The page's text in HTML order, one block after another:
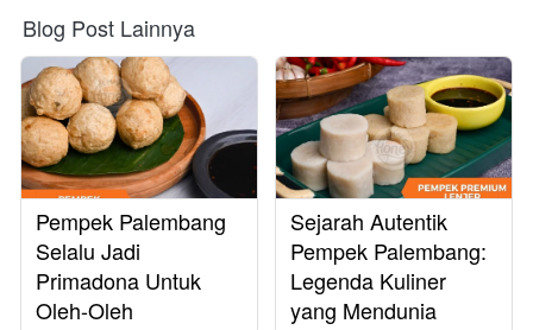
Blog Post Lainnya
Pempek Palembang
Selalu Jadi
Primadona Untuk
Oleh-Oleh
Sejarah Autentik
Pempek Palembang:
Legenda Kuliner
yang Mendunia